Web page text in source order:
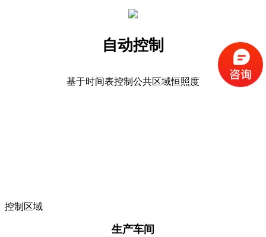
自动控制
基于时间表控制公共区域恒照度
控制区域
生产车间